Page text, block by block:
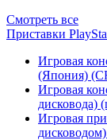
Смотреть все
Приставки
Игровая
(Япония)
Игровая
дисковода)
Игровая